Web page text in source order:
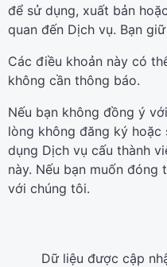
để sử dụng, xuất bản
quan đến Dịch vụ. Bạn
Các điều khoản này có
không cần thông báo.
Nếu bạn không đồng ý
lòng không đăng ký hoặc
dụng Dịch vụ cấu thành
này. Nếu bạn muốn đóng
với chúng tôi.
Dữ liệu được cập